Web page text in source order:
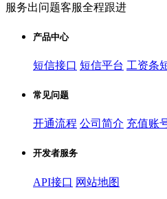
服务出问题客服全程跟进
产品中心
短信接口 短信平台 工资条
常见问题
开通流程 公司简介 充值账
开发者服务
API接口 网站地图